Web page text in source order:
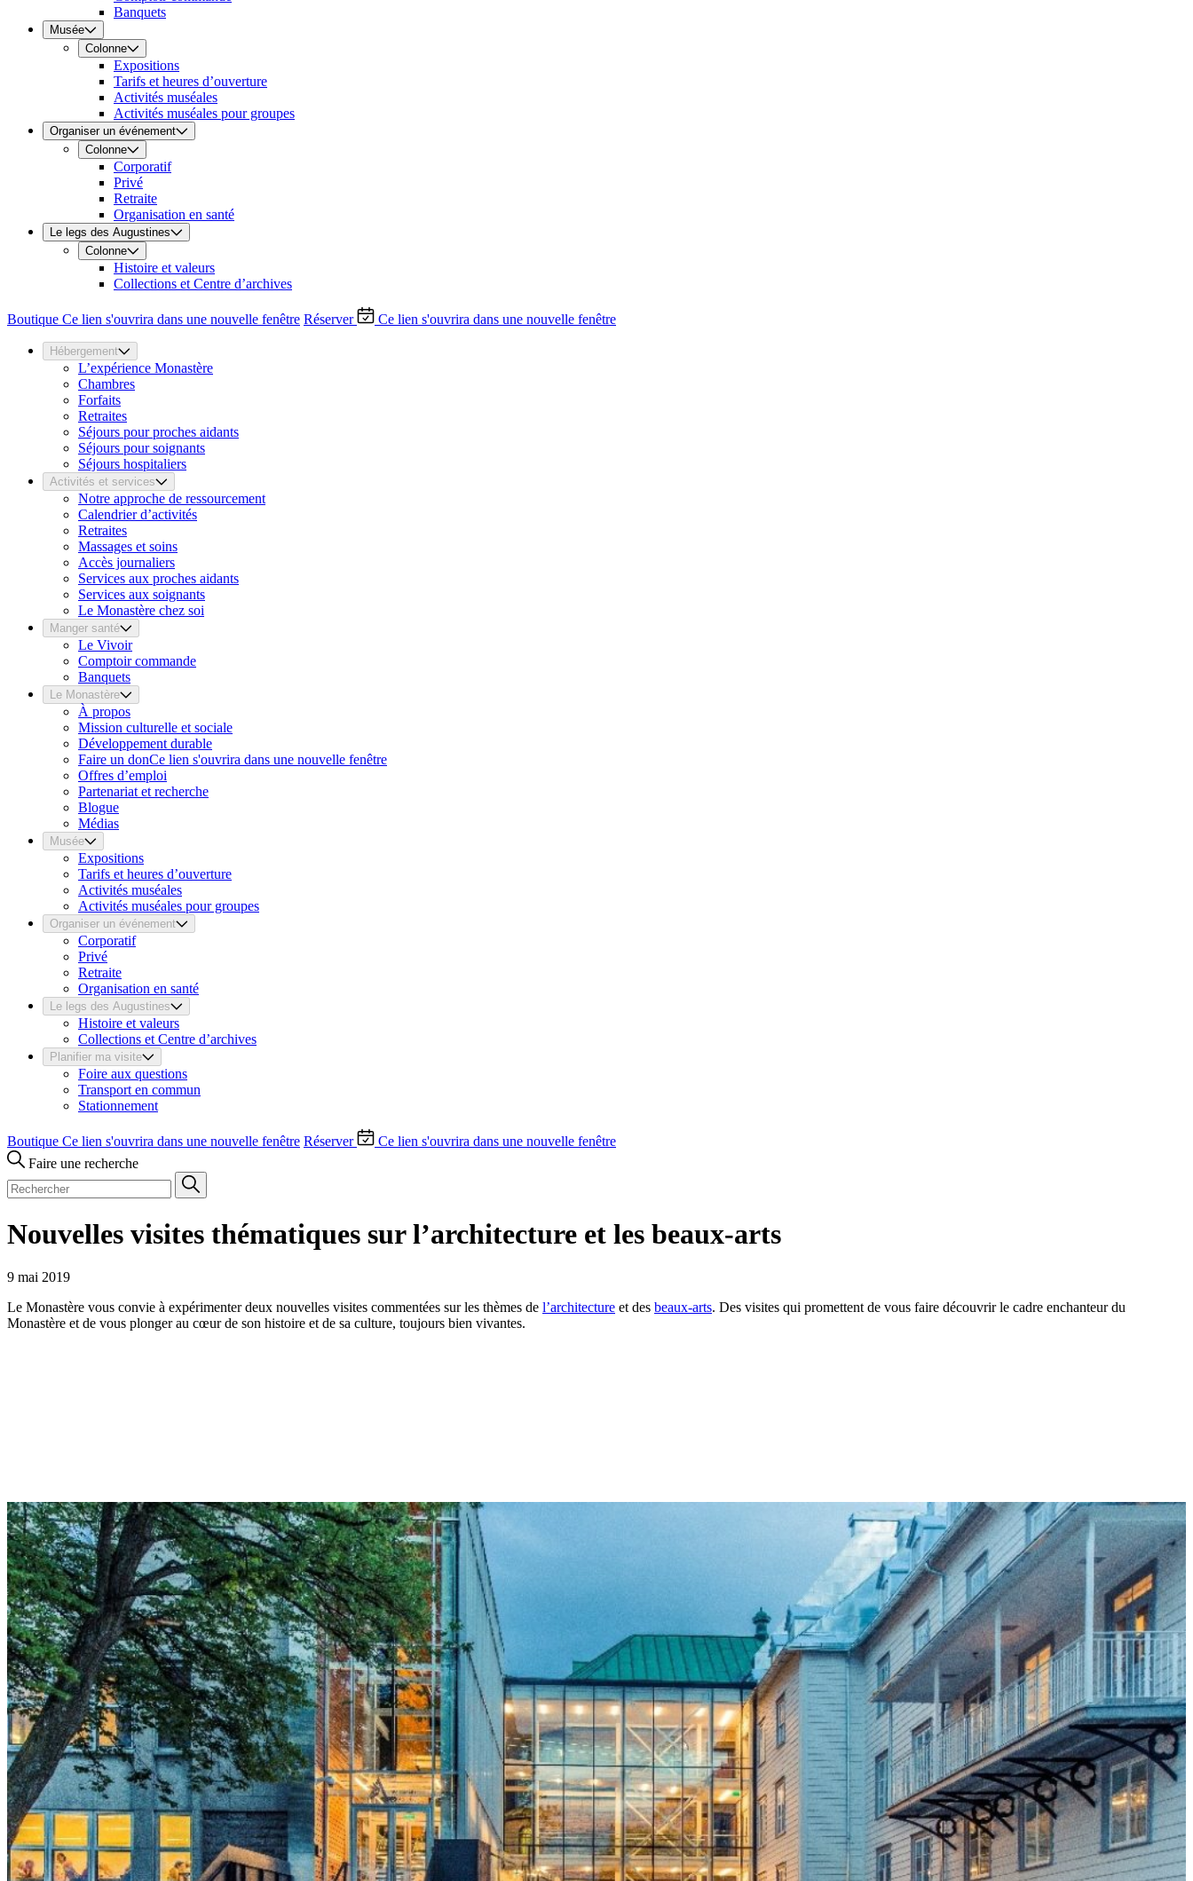
Banquets
Musée
Colonne
Expositions
Tarifs et heures d’ouverture
Activités muséales
Activités muséales pour groupes
Organiser un événement
Colonne
Corporatif
Privé
Retraite
Organisation en santé
Le legs des Augustines
Colonne
Histoire et valeurs
Collections et Centre d’archives
Boutique Ce lien s'ouvrira dans une nouvelle fenêtre Réserver Ce lien s'ouvrira dans une nouvelle fenêtre
Hébergement
L’expérience Monastère
Chambres
Forfaits
Retraites
Séjours pour proches aidants
Séjours pour soignants
Séjours hospitaliers
Activités et services
Notre approche de ressourcement
Calendrier d’activités
Retraites
Massages et soins
Accès journaliers
Services aux proches aidants
Services aux soignants
Le Monastère chez soi
Manger santé
Le Vivoir
Comptoir commande
Banquets
Le Monastère
À propos
Mission culturelle et sociale
Développement durable
Faire un donCe lien s'ouvrira dans une nouvelle fenêtre
Offres d’emploi
Partenariat et recherche
Blogue
Médias
Musée
Expositions
Tarifs et heures d’ouverture
Activités muséales
Activités muséales pour groupes
Organiser un événement
Corporatif
Privé
Retraite
Organisation en santé
Le legs des Augustines
Histoire et valeurs
Collections et Centre d’archives
Planifier ma visite
Foire aux questions
Transport en commun
Stationnement
Boutique Ce lien s'ouvrira dans une nouvelle fenêtre Réserver
Ce lien s'ouvrira dans une nouvelle fenêtre
Faire une recherche
Nouvelles visites thématiques sur l’architecture et les beaux-arts
9 mai 2019
Le Monastère vous convie à expérimenter deux nouvelles visites commentées sur les thèmes de l’architecture et des beaux-arts. Des visites qui promettent de vous faire découvrir le cadre enchanteur du
Monastère et de vous plonger au cœur de son histoire et de sa culture, toujours bien vivantes.